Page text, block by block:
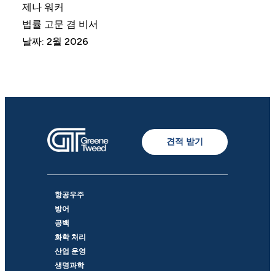
제나 워커
법률 고문 겸 비서
날짜: 2월 2026
견적 받기
항공우주
방어
공백
화학 처리
산업 운영
생명과학